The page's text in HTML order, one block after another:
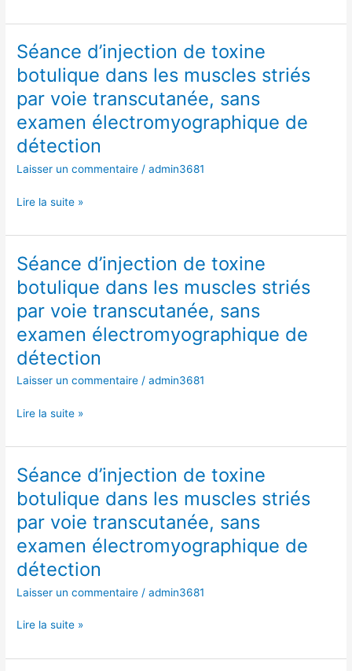
transcutanée,
sans
examen
électromyographique
de
détection
Séance d’injection de toxine
botulique dans les muscles striés
par voie transcutanée, sans
examen électromyographique de
détection
Laisser un commentaire /admin3681
Séance
d’injection
de
toxine
botulique
dans
les
muscles
par
transcutanée,
sans
examen
électromyographique
de
détection
Lire la suite »
Séance d’injection de toxine
botulique dans les muscles striés
par voie transcutanée, sans
examen électromyographique de
détection
Laisser un commentaire /admin3681
Séance
d’injection
de
toxine
botulique
les
muscles
par
transcutanée,
sans
examen
électromyographique
de
détection
Lire la suite »
Séance d’injection de toxine
botulique dans les muscles striés
par voie transcutanée, sans
examen électromyographique de
détection
Laisser un commentaire /admin3681
Séance
d’injection
de
toxine
botulique
les
muscles
par
transcutanée,
Lire la suite »